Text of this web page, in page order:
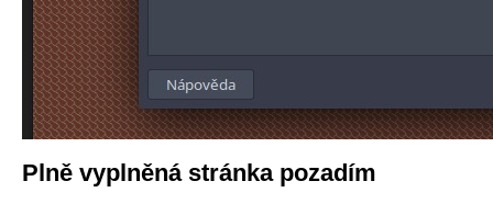
Plně vyplněná stránka pozadím